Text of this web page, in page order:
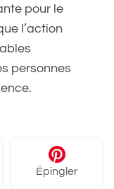
pour le
l’action
personnes
Épingler